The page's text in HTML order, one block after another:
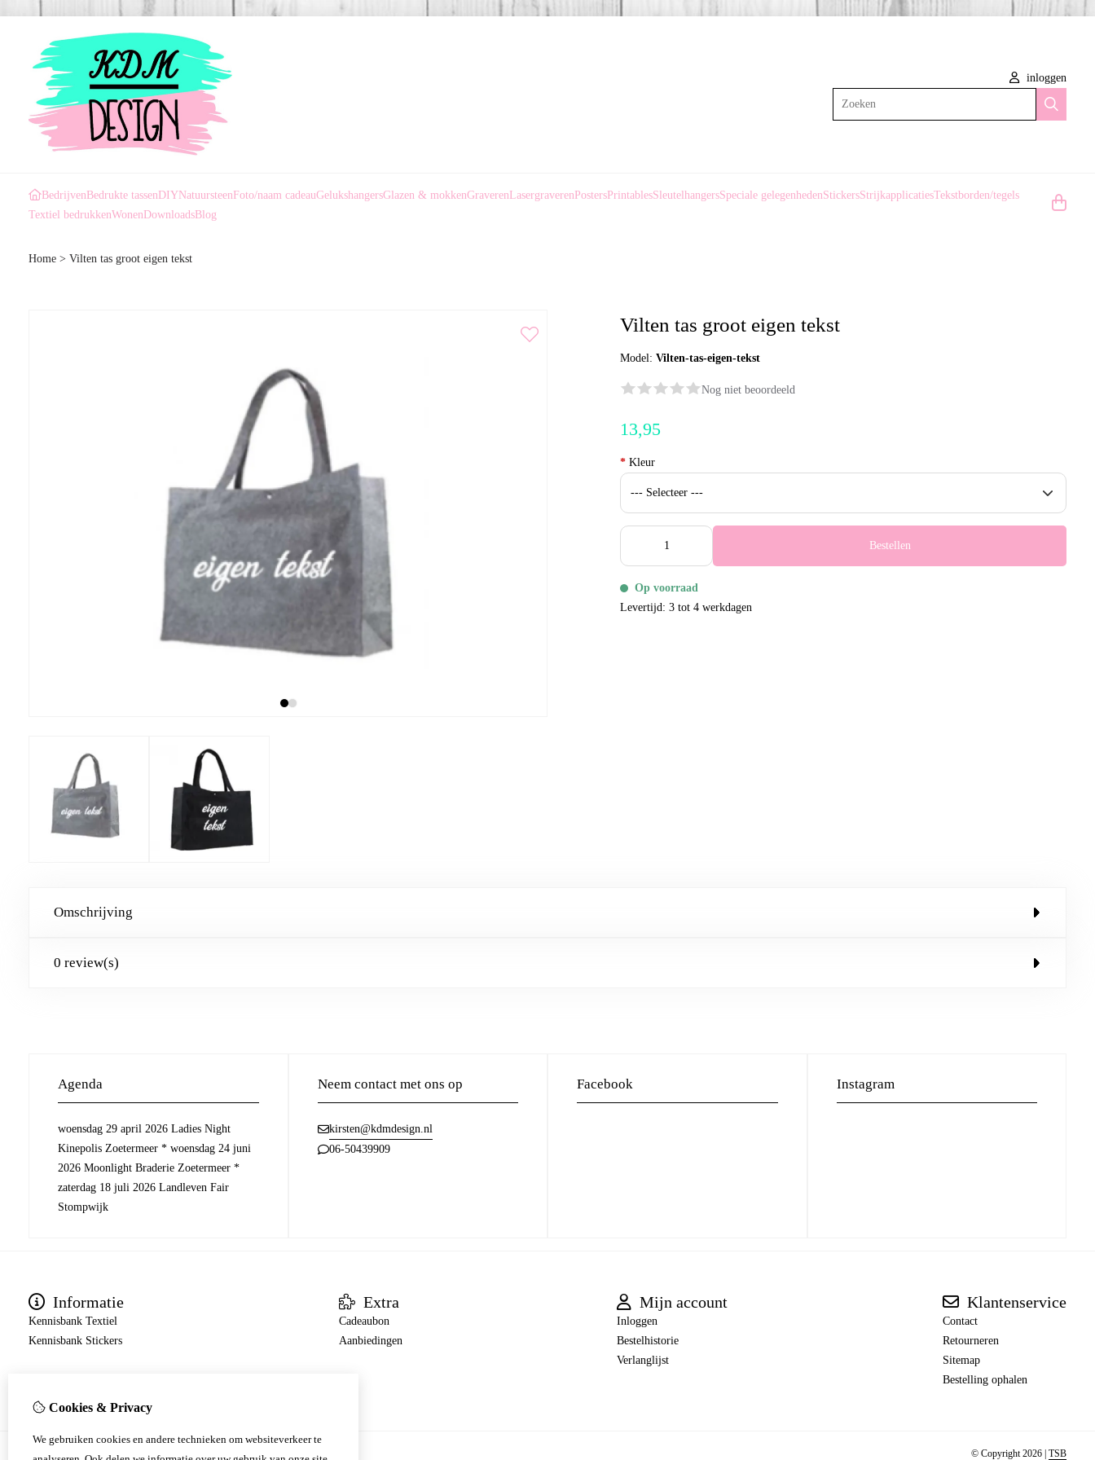
inloggen
BedrijvenBedrukte tassenDIYNatuursteenFoto/naam cadeauGelukshangersGlazen & mokkenGraverenLasergraverenPostersPrintablesSleutelhangersSpeciale gelegenhedenStickersStrijkapplicatiesTekstborden/tegels
Textiel bedrukkenWonenDownloadsBlog
Home > Vilten tas groot eigen tekst
Vilten tas groot eigen tekst
Model:Vilten-tas-eigen-tekst
Nog niet beoordeeld
13,95
* Kleur
Bestellen
Op voorraad
Levertijd: 3 tot 4 werkdagen
Omschrijving
0 review(s)
Agenda
woensdag 29 april 2026 Ladies Night
Kinepolis Zoetermeer * woensdag 24 juni
2026 Moonlight Braderie Zoetermeer *
zaterdag 18 juli 2026 Landleven Fair
Stompwijk
Neem contact met ons op
kirsten@kdmdesign.nl
06-50439909
Facebook Instagram
Informatie
Kennisbank Textiel
Kennisbank Stickers
Extra
Cadeaubon
Aanbiedingen
Mijn account
Inloggen
Bestelhistorie
Verlanglijst
Klantenservice
Contact
Retourneren
Sitemap
Bestelling ophalen
© Copyright 2026 | TSB
Cookies & Privacy
We gebruiken cookies en andere technieken om websiteverkeer te